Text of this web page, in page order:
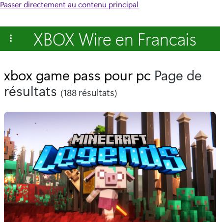
Passer directement au contenu principal
XBOX Wire en Francais
xbox game pass pour pc Page de
résultats (188 résultats)